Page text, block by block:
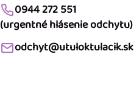
0944 272 551
(urgentné hlásenie odchytu)
odchyt@utuloktulacik.sk